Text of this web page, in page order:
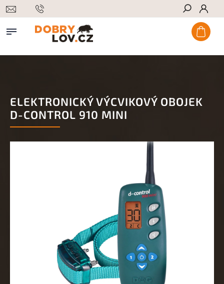
Hledat
ELEKTRONICKÝ VÝCVIKOVÝ OBOJEK
D-CONTROL 910 MINI